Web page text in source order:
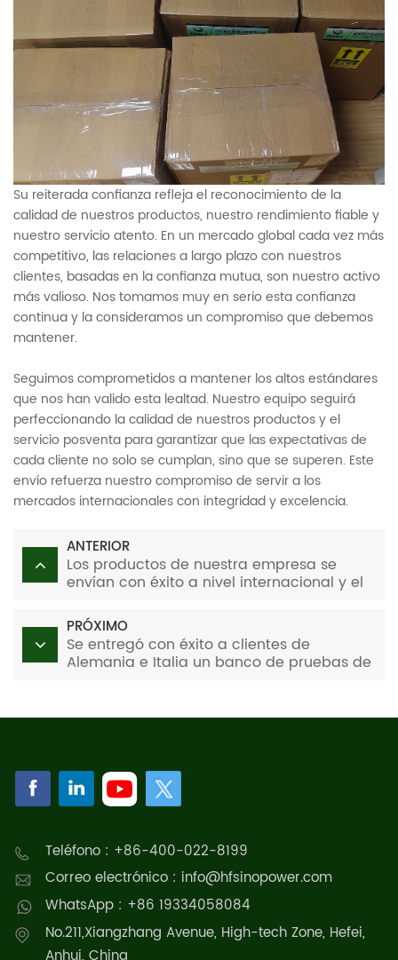
Su reiterada confianza refleja el reconocimiento de la
calidad de nuestros productos, nuestro rendimiento fiable y
nuestro servicio atento. En un mercado global cada vez más
competitivo, las relaciones a largo plazo con nuestros
clientes, basadas en la confianza mutua, son nuestro activo
más valioso. Nos tomamos muy en serio esta confianza
continua y la consideramos un compromiso que debemos
mantener.
Seguimos comprometidos a mantener los altos estándares
que nos han valido esta lealtad. Nuestro equipo seguirá
perfeccionando la calidad de nuestros productos y el
servicio posventa para garantizar que las expectativas de
cada cliente no solo se cumplan, sino que se superen. Este
envío refuerza nuestro compromiso de servir a los
mercados internacionales con integridad y excelencia.
ANTERIOR
Los productos de nuestra empresa se
envían con éxito a nivel internacional y el
manera constante
PRÓXIMO
Se entregó con éxito a clientes de
Alemania e Italia un banco de pruebas de
aire de 5 kW.
Teléfono : +86-400-022-8199
Correo electrónico : info@hfsinopower.com
WhatsApp : +86 19334058084
No.211,Xiangzhang Avenue, High-tech Zone, Hefei,